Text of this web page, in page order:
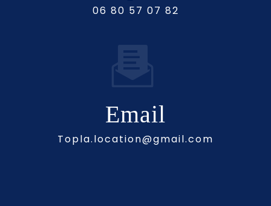
06 80 57 07 82
Email
topla.location@gmail.com